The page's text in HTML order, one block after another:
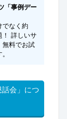
「事例デー
でなく約
！ 詳しいサ
無料でお試
話会」につ